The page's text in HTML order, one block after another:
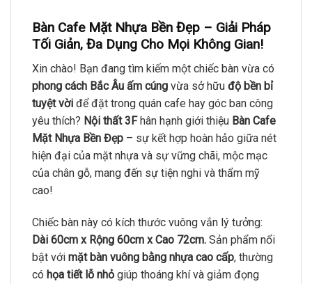
Bàn Cafe Mặt Nhựa Bền Đẹp – Giải Pháp
Tối Giản, Đa Dụng Cho Mọi Không Gian!
Xin chào! Bạn đang tìm kiếm một chiếc bàn vừa có
phong cách Bắc Âu ấm cúng vừa sở hữu độ bền bỉ
tuyệt vời để đặt trong quán cafe hay góc ban công
yêu thích? Nội thất 3Fhân hạnh giới thiệu Bàn Cafe
Mặt Nhựa Bền Đẹp – sự kết hợp hoàn hảo giữa nét
hiện đại của mặt nhựa và sự vững chãi, mộc mạc
của chân gỗ, mang đến sự tiện nghi và thẩm mỹ
cao!
Chiếc bàn này có kích thước vuông vắn lý tưởng:
Dài 60cm x Rộng 60cm x Cao 72cm. Sản phẩm nổi
bật với mặt bàn vuông bằng nhựa cao cấp, thường
có họa tiết lỗ nhỏ giúp thoáng khí và giảm đọng